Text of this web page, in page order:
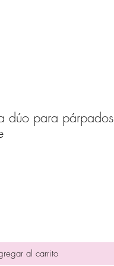
dúo para párpados
al carrito